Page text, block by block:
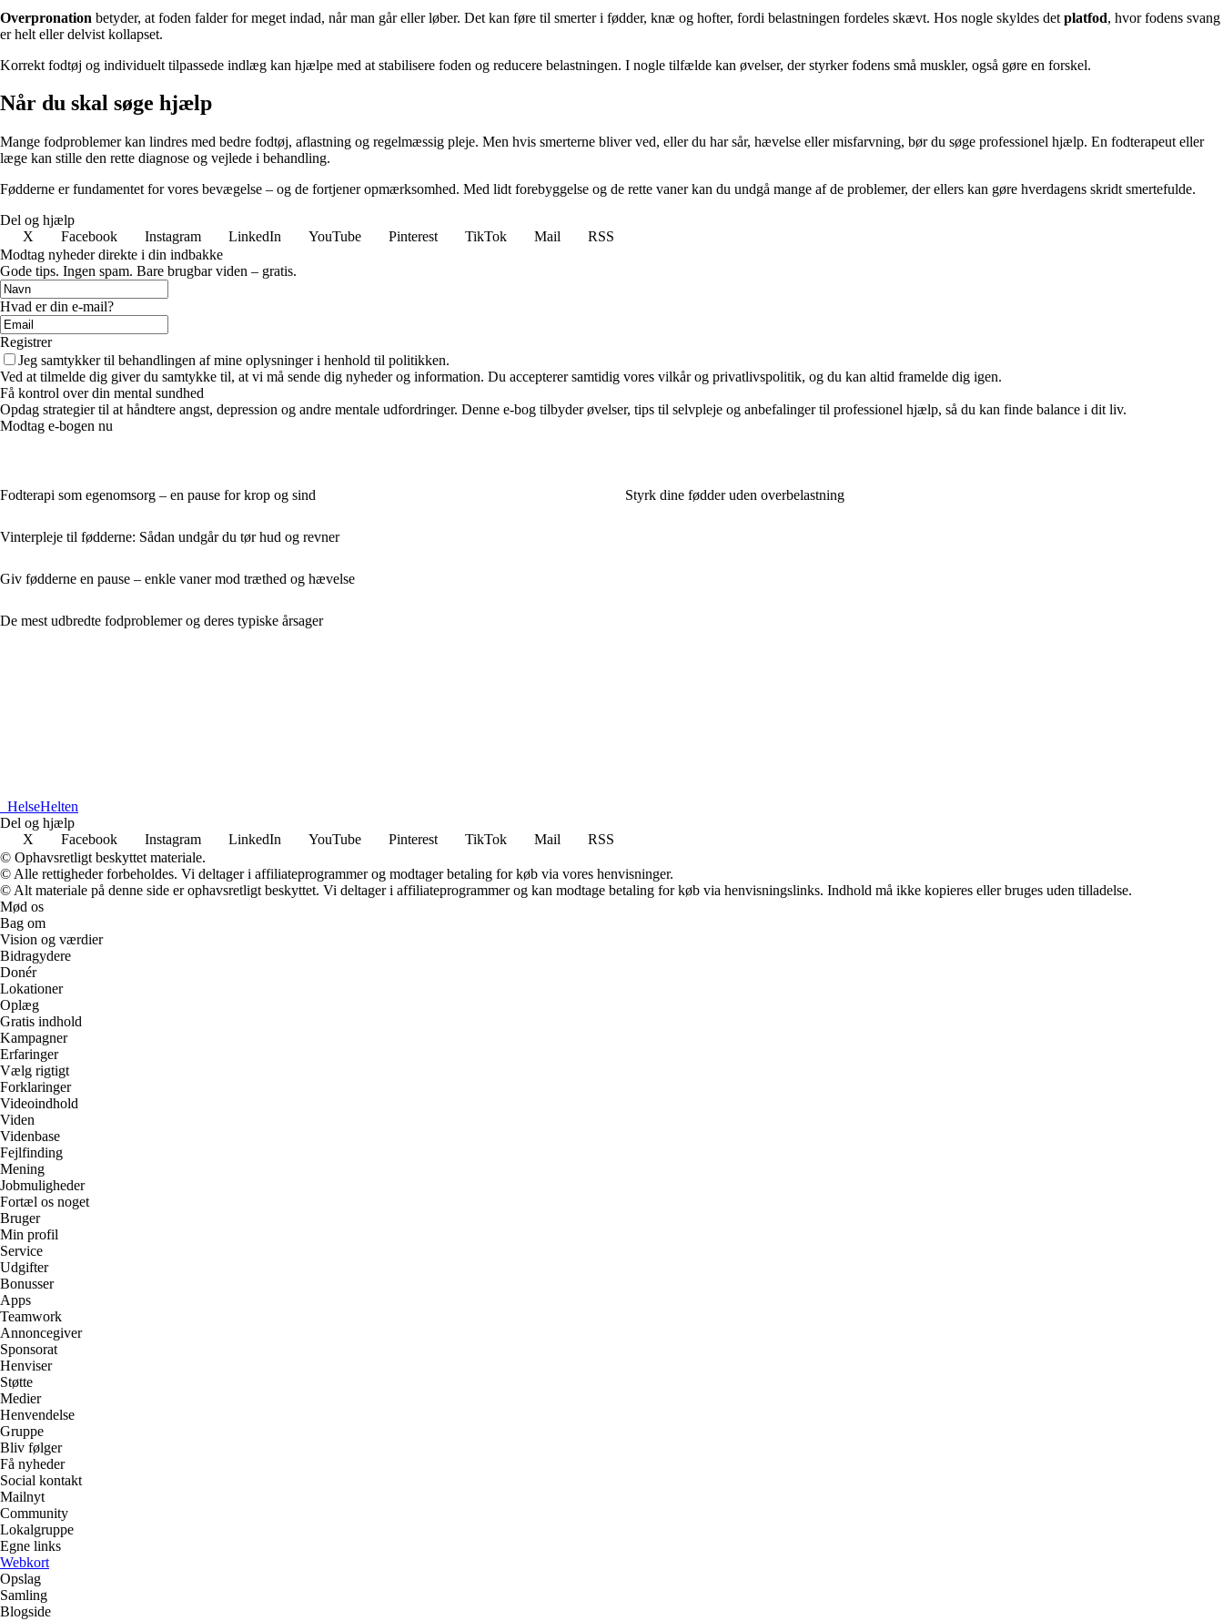
Overpronation betyder, at foden falder for meget indad, når man går eller løber. Det kan føre til smerter i fødder, knæ og hofter, fordi belastningen fordeles skævt. Hos nogle skyldes det platfod, hvor fodens svang
er helt eller delvist kollapset.
Korrekt fodtøj og individuelt tilpassede indlæg kan hjælpe med at stabilisere foden og reducere belastningen. I nogle tilfælde kan øvelser, der styrker fodens små muskler, også gøre en forskel.
Når du skal søge hjælp
Mange fodproblemer kan lindres med bedre fodtøj, aflastning og regelmæssig pleje. Men hvis smerterne bliver ved, eller du har sår, hævelse eller misfarvning, bør du søge professionel hjælp. En fodterapeut eller
læge kan stille den rette diagnose og vejlede i behandling.
Fødderne er fundamentet for vores bevægelse – og de fortjener opmærksomhed. Med lidt forebyggelse og de rette vaner kan du undgå mange af de problemer, der ellers kan gøre hverdagens skridt smertefulde.
Del og hjælp
X
Facebook Instagram LinkedIn YouTube Pinterest TikTok Mail
RSS
Modtag nyheder direkte i din indbakke
Gode tips. Ingen spam. Bare brugbar viden – gratis.
Hvad er din e-mail?
Registrer
Jeg samtykker til behandlingen af mine oplysninger i henhold til politikken.
Ved at tilmelde dig giver du samtykke til, at vi må sende dig nyheder og information. Du accepterer samtidig vores vilkår og privatlivspolitik, og du kan altid framelde dig igen.
Få kontrol over din mental sundhed
Opdag strategier til at håndtere angst, depression og andre mentale udfordringer. Denne e-bog tilbyder øvelser, tips til selvpleje og anbefalinger til professionel hjælp, så du kan finde balance i dit liv.
Modtag e-bogen nu
Fodterapi som egenomsorg – en pause for krop og sind
Vinterpleje til fødderne: Sådan undgår du tør hud og revner
Giv fødderne en pause – enkle vaner mod træthed og hævelse
De mest udbredte fodproblemer og deres typiske årsager
Styrk dine fødder uden overbelastning
HelseHelten
Del og hjælp
X
Facebook Instagram LinkedIn YouTube Pinterest TikTok Mail
RSS
© Ophavsretligt beskyttet materiale.
© Alle rettigheder forbeholdes. Vi deltager i affiliateprogrammer og modtager betaling for køb via vores henvisninger.
© Alt materiale på denne side er ophavsretligt beskyttet. Vi deltager i affiliateprogrammer og kan modtage betaling for køb via henvisningslinks. Indhold må ikke kopieres eller bruges uden tilladelse.
Mød os
Bag om
Vision og værdier
Bidragydere
Donér
Lokationer
Oplæg
Gratis indhold
Kampagner
Erfaringer
Vælg rigtigt
Forklaringer
Videoindhold
Viden
Videnbase
Fejlfinding
Mening
Jobmuligheder
Fortæl os noget
Bruger
Min profil
Service
Udgifter
Bonusser
Apps
Teamwork
Annoncegiver
Sponsorat
Henviser
Støtte
Medier
Henvendelse
Gruppe
Bliv følger
Få nyheder
Social kontakt
Mailnyt
Community
Lokalgruppe
Egne links
Webkort
Opslag
Samling
Blogside